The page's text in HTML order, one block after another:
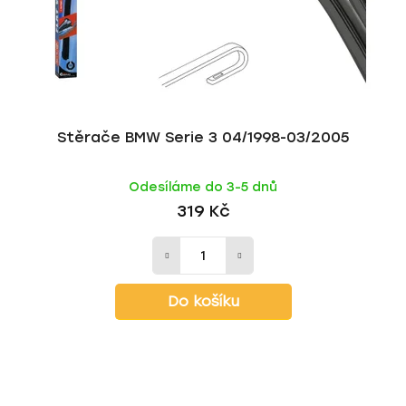
Stěrače BMW Serie 3 04/1998-03/2005
Odesíláme do 3-5 dnů
319 Kč
Do košíku